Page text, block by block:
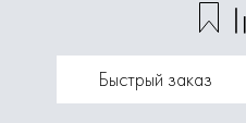
Быстрый заказ